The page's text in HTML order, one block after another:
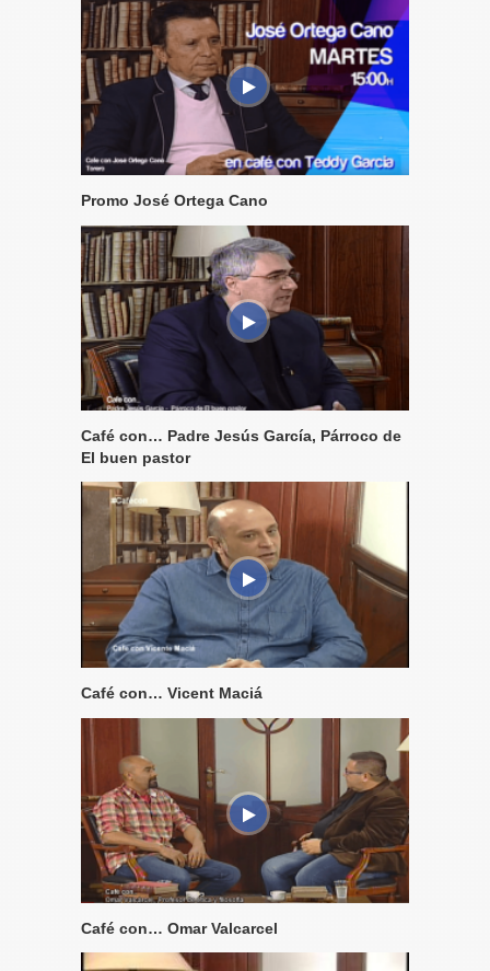
Promo José Ortega Cano
Café con… Padre Jesús García, Párroco de
El buen pastor
Café con… Vicent Maciá
Café con… Omar Valcarcel